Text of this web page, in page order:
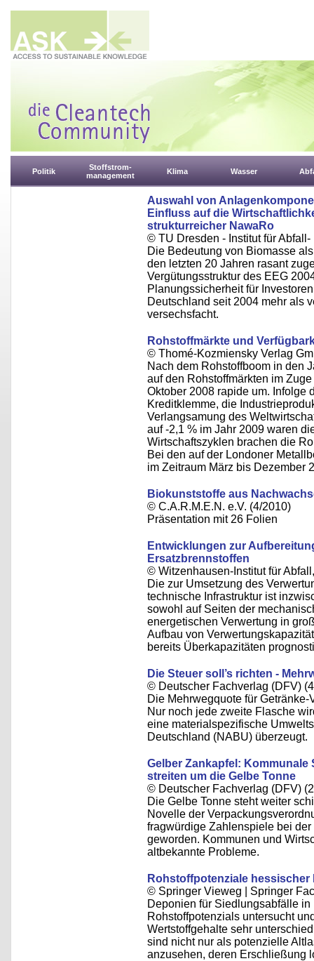
Politik
Stoffstrom-
management
Klima Wasser
Auswahl von
Einfluss auf die
strukturreicher NawaRo
© TU Dresden - Institut für
Die Bedeutung von Biomasse
den letzten 20 Jahren rasant
Vergütungsstruktur des EEG
Planungssicherheit für
Deutschland seit 2004 mehr als
versechsfacht.
Rohstoffmärkte und
© Thomé-Kozmiensky Verlag
Nach dem Rohstoffboom in den
auf den Rohstoffmärkten im
Oktober 2008 rapide um. Infolge
Kreditklemme, die
Verlangsamung des
auf -2,1 % im Jahr 2009 waren
Wirtschaftszyklen brachen die
Bei den auf der Londoner
im Zeitraum März bis Dezember
Biokunststoffe aus
© C.A.R.M.E.N. e.V. (4/2010)
Präsentation mit 26 Folien
Entwicklungen zur
Ersatzbrennstoffen
© Witzenhausen-Institut für
Die zur Umsetzung des
technische Infrastruktur ist
sowohl auf Seiten der
energetischen Verwertung in
Aufbau von
bereits Überkapazitäten
Die Steuer soll’s richten -
© Deutscher Fachverlag (DFV)
Die Mehrwegquote für
Nur noch jede zweite Flasche
eine materialspezifische
Deutschland (NABU) überzeugt.
Gelber Zankapfel:
streiten um die Gelbe Tonne
© Deutscher Fachverlag (DFV)
Die Gelbe Tonne steht weiter
Novelle der
fragwürdige Zahlenspiele bei
geworden. Kommunen und
altbekannte Probleme.
Rohstoffpotenziale hessischer
© Springer Vieweg | Springer
Deponien für Siedlungsabfälle
Rohstoffpotenzials untersucht
Wertstoffgehalte sehr
sind nicht nur als potenzielle
anzusehen, deren Erschließung